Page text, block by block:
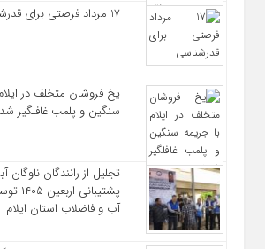
17 مرداد فرصتی برای قدرشناسی
یخ‌ فروشان متخلف در
سنگین و پلمب غافلگیر
تجلیل از رانندگان ناوگان
آب و فاضلاب استان ایلام